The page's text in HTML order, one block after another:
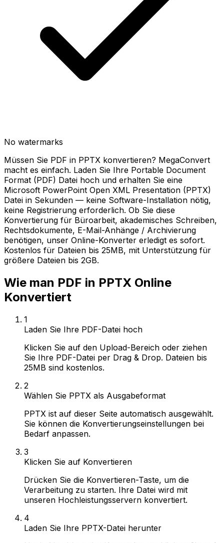
No watermarks
Müssen Sie PDF in PPTX konvertieren? MegaConvert
macht es einfach. Laden Sie Ihre Portable Document
Format (PDF) Datei hoch und erhalten Sie eine
Microsoft PowerPoint Open XML Presentation (PPTX)
Datei in Sekunden — keine Software-Installation nötig,
keine Registrierung erforderlich. Ob Sie diese
Konvertierung für Büroarbeit, akademisches Schreiben,
Rechtsdokumente, E-Mail-Anhänge / Archivierung
benötigen, unser Online-Konverter erledigt es sofort.
Kostenlos für Dateien bis 25MB, mit Unterstützung für
größere Dateien bis 2GB.
Wie man PDF in PPTX Online
Konvertiert
1
Laden Sie Ihre PDF-Datei hoch
Klicken Sie auf den Upload-Bereich oder ziehen
Sie Ihre PDF-Datei per Drag & Drop. Dateien bis
25MB sind kostenlos.
2
Wählen Sie PPTX als Ausgabeformat
PPTX ist auf dieser Seite automatisch ausgewählt.
Sie können die Konvertierungseinstellungen bei
Bedarf anpassen.
3
Klicken Sie auf Konvertieren
Drücken Sie die Konvertieren-Taste, um die
Verarbeitung zu starten. Ihre Datei wird mit
unseren Hochleistungsservern konvertiert.
4
Laden Sie Ihre PPTX-Datei herunter